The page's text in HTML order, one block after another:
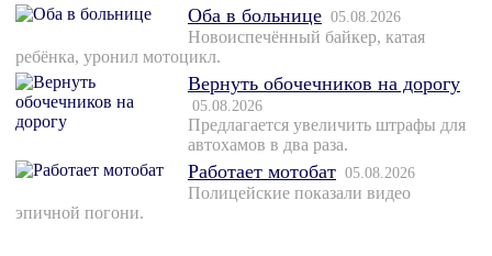
Оба в больнице 05.08.2026
Новоиспечённый байкер, катая
ребёнка, уронил мотоцикл.
Вернуть обочечников на дорогу
05.08.2026
Предлагается увеличить штрафы для
автохамов в два раза.
Работает мотобат 05.08.2026
Полицейские показали видео
эпичной погони.